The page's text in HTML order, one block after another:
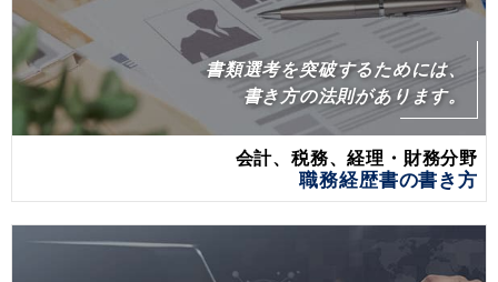
書類選考を突破するためには、
書き方の法則があります。
会計、税務、経理・財務分野
職務経歴書の書き方